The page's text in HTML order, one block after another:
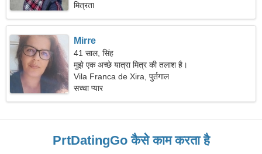
मित्रता
Mirre
41 साल, सिंह
मुझे एक अच्छे यात्रा मित्र की तलाश है।
Vila Franca de Xira, पुर्तगाल
सच्चा प्यार
PrtDatingGo कैसे काम करता है